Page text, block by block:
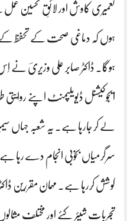
تعمیری کاوش اور لائقِ تحسین
ہوں کہ دماغی صحت کے تحفظ
ہوگا۔ ڈاکٹر صابر علی وزیریؔ نے
ایجوکیشنل ڈیویلپمنٹ اپنے
لے کر جارہا ہے۔ یہ شعبہ جہاں
سرگرمیاں بخوبی انجام دے رہا
کوشش کررہا ہے۔ مہمان مقررین
تجربات شیئر کئے اور مختلف